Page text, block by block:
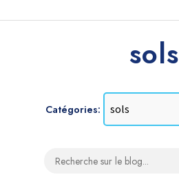
sols
Catégories: